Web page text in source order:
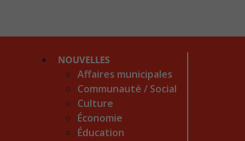
NOUVELLES
Affaires municipales
Communauté / Social
Culture
Économie
Éducation